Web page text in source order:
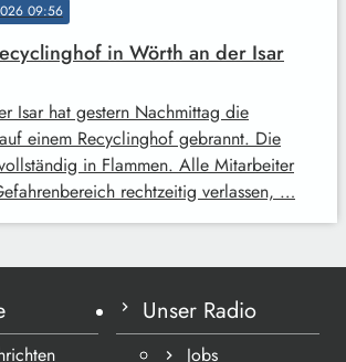
09:56
in Wörth an der Isar
Isar hat gestern Nachmittag die
einem Recyclinghof gebrannt. Die
in Flammen. Alle Mitarbeiter
rechtzeitig verlassen, …
Unser Radio
Jobs